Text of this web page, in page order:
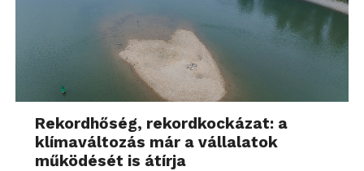
Rekordhőség, rekordkockázat: a
klímaváltozás már a vállalatok
működését is átírja